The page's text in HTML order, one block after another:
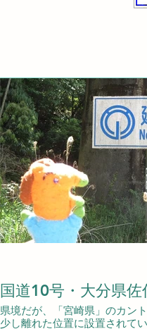
国道10号・大分県佐
県境だが、「宮崎県」のカン
少し離れた位置に設置されてい